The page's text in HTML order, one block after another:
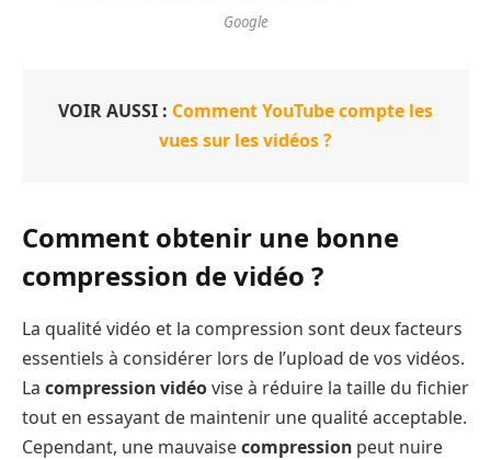
Google
VOIR AUSSI : Comment YouTube compte les
vues sur les vidéos ?
Comment obtenir une bonne
compression de vidéo ?
La qualité vidéo et la compression sont deux facteurs
essentiels à considérer lors de l’upload de vos vidéos.
La compression vidéovise à réduire la taille du fichier
tout en essayant de maintenir une qualité acceptable.
Cependant, une mauvaisecompression peut nuire